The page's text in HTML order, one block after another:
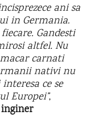
ani sa
in Germania.
Gandesti
altfel. Nu
carnati
nativi nu
ce se
Europei”,